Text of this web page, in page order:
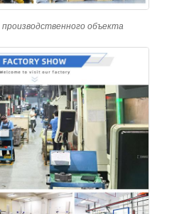
объекта